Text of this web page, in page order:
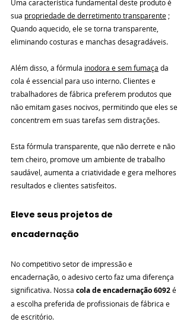
Uma característica fundamental deste produto é
sua propriedade de derretimento transparente ;
Quando aquecido, ele se torna transparente,
eliminando costuras e manchas desagradáveis.
Além disso, a fórmula inodora e sem fumaça da
cola é essencial para uso interno. Clientes e
trabalhadores de fábrica preferem produtos que
não emitam gases nocivos, permitindo que eles se
concentrem em suas tarefas sem distrações.
Esta fórmula transparente, que não derrete e não
tem cheiro, promove um ambiente de trabalho
saudável, aumenta a criatividade e gera melhores
resultados e clientes satisfeitos.
Eleve seus projetos de
encadernação
No competitivo setor de impressão e
encadernação, o adesivo certo faz uma diferença
significativa. Nossa cola de encadernação 6092 é
a escolha preferida de profissionais de fábrica e
de escritório.